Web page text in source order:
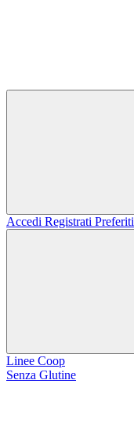
Accedi Registrati Preferiti
Linee Coop
Senza Glutine